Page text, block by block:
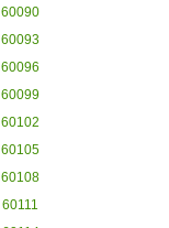
60090
60093
60096
60099
60102
60105
60108
60111